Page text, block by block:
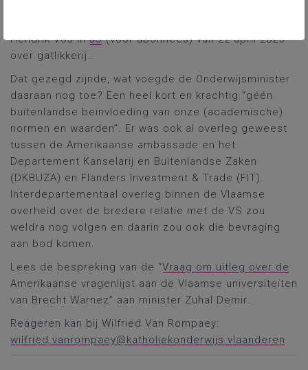
Hendrik Vos indS(voor abonnees) van 22 april 2025
over gatlikkerij…
Dat gezegd zijnde, wat voegde de Onderwijsminister
daaraan nog toe? Een heel kort en krachtig “géén
buitenlandse beïnvloeding van onze (academische)
normen en waarden”. Er was ook al overleg geweest
tussen de Amerikaanse ambassade en het
Departement Kanselarij en Buitenlandse Zaken
(DKBUZA) en Flanders Investment & Trade (FIT).
Interdepartementaal overleg binnen de Vlaamse
overheid over de bredere relatie met de VS zou
weldra nog volgen en daarin zou ook die bevraging
aan bod komen.
Lees de bespreking van de “Vraag om uitleg over de
Amerikaanse vragenlijst aan de Vlaamse universiteiten
van Brecht Warnez” aan minister Zuhal Demir.
Reageren kan bij Wilfried Van Rompaey:
wilfried.vanrompaey@katholiekonderwijs.vlaanderen